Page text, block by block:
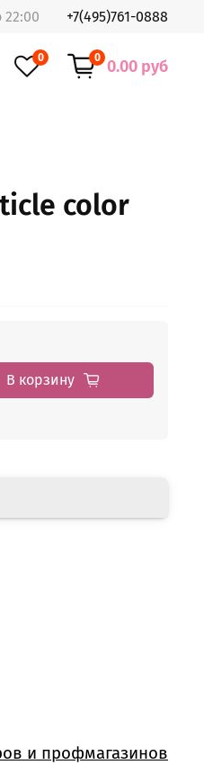
22:00 +7(495)761-0888
0 0 0.00 руб
color
В корзину
и профмагазинов